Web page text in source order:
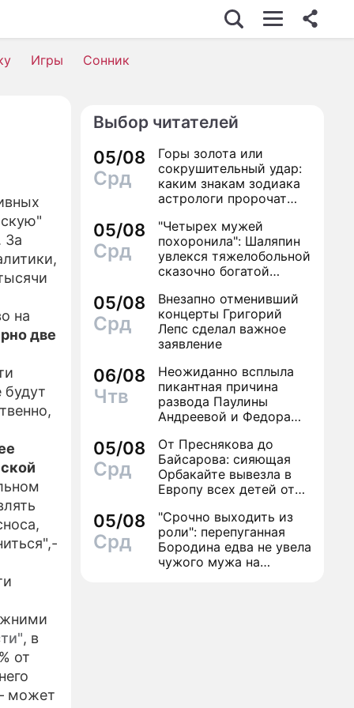
Игры Сонник
За
на
две
, в
от
может
Выбор читателей
05/08
Срд
Горы золота или
сокрушительный удар:
каким знакам зодиака
астрологи пророчат
05/08
Срд
"Четырех мужей
похоронила": Шаляпин
увлекся тяжелобольной
сказочно богатой
05/08
Срд
Внезапно отменивший
концерты Григорий
Лепс сделал важное
заявление
06/08
Чтв
Неожиданно всплыла
пикантная причина
развода Паулины
Андреевой и Федора
05/08
Срд
От Преснякова до
Байсарова: сияющая
Орбакайте вывезла в
Европу всех детей от
05/08
Срд
"Срочно выходить из
роли": перепуганная
Бородина едва не увела
чужого мужа на